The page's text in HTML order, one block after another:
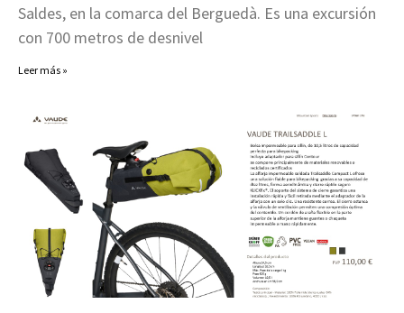
Saldes, en la comarca del Berguedà. Es una excursión
con 700 metros de desnivel
Leer más »